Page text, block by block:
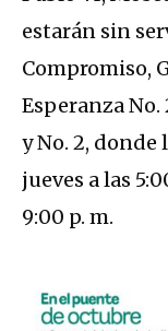
estarán sin
Compromiso,
Esperanza No.
y No. 2,
jueves a las
9:00 p. m.